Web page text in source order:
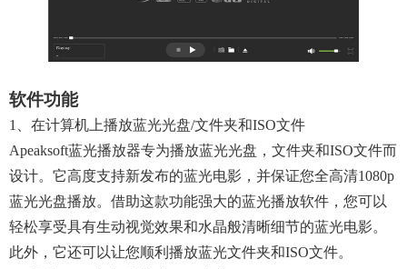
软件功能
1、在计算机上播放蓝光光盘/文件夹和ISO文件
Apeaksoft蓝光播放器专为播放蓝光光盘，文件夹和ISO文件而
设计。它高度支持新发布的蓝光电影，并保证您全高清1080p
蓝光光盘播放。借助这款功能强大的蓝光播放软件，您可以
轻松享受具有生动视觉效果和水晶般清晰细节的蓝光电影。
此外，它还可以让您顺利播放蓝光文件夹和ISO文件。